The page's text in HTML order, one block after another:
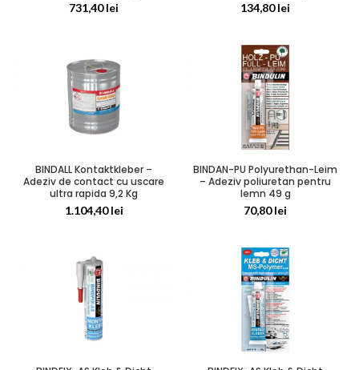
731,40lei
134,80lei
BINDALL Kontaktkleber –
Adeziv de contact cu uscare
ultra rapida 9,2 Kg
1.104,40lei
BINDAN-PU Polyurethan-Leim
– Adeziv poliuretan pentru
lemn 49 g
70,80lei